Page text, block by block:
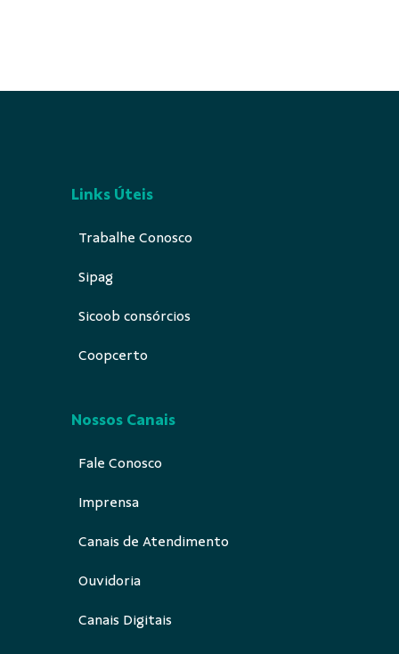
Links Úteis
Trabalhe Conosco
Sipag
Sicoob consórcios
Coopcerto
Nossos Canais
Fale Conosco
Imprensa
Canais de Atendimento
Ouvidoria
Canais Digitais